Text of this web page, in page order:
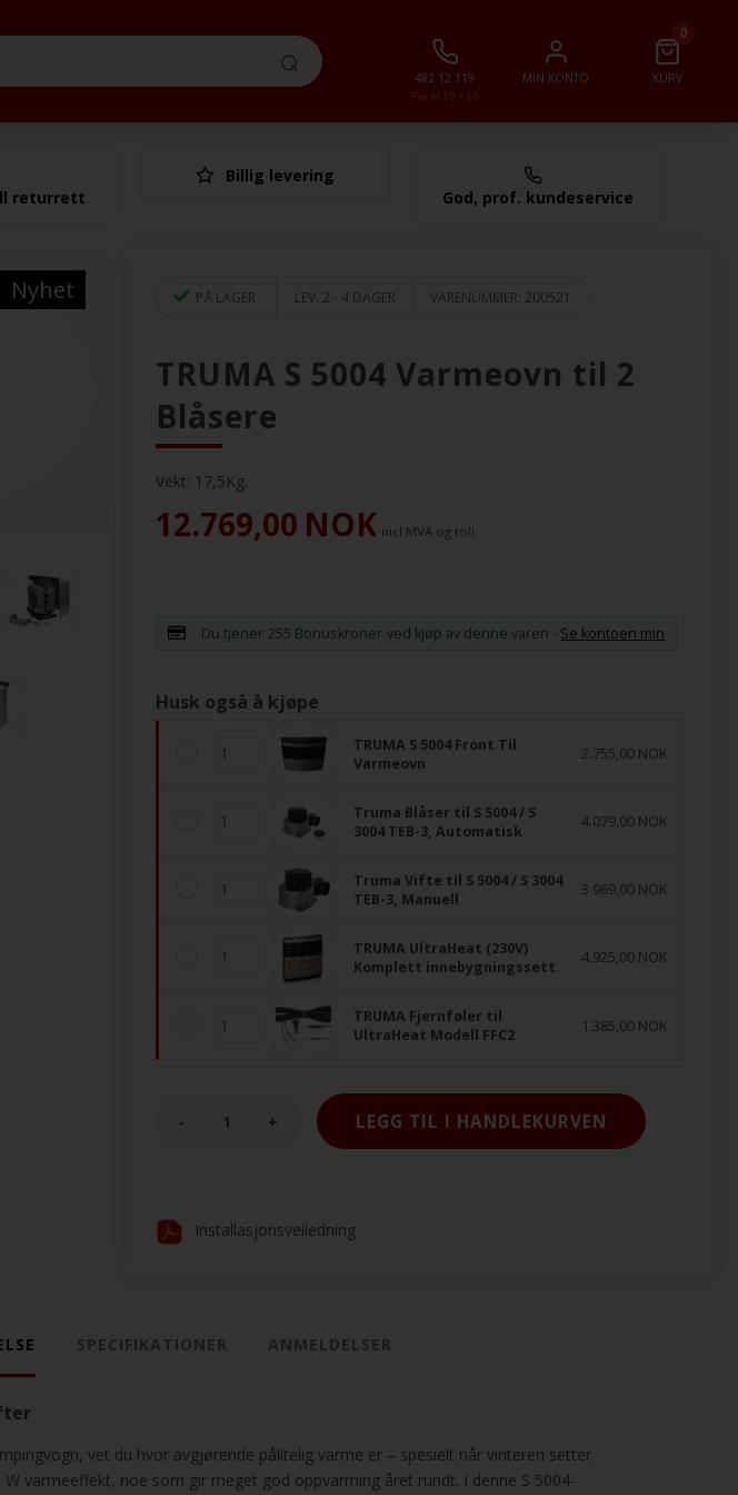
Fra kl 10 - 16
482 12 119 MIN KONTO
0
KURV
I alt
returrett
Billig levering
God, prof. kundeservice
Nyhet PÅ LAGER LEV. 2 - 4 DAGER VARENUMMER: 200521
TRUMA S 5004 Varmeovn til 2
Blåsere
Vekt: 17,5Kg.
12.769,00 NOK incl MVA og toll
Du tjener 255 Bonuskroner ved kjøp av denne varen - Se kontoen min
Husk også å kjøpe
TRUMA S 5004 Front Til
Varmeovn
2.755,00 NOK
Truma Blåser til S 5004 / S
3004 TEB-3, Automatisk
4.079,00 NOK
Truma Vifte til S 5004 / S 3004
TEB-3, Manuell
3.969,00 NOK
TRUMA UltraHeat (230V)
Komplett innebygningssett.
4.925,00 NOK
TRUMA Fjernføler til
UltraHeat Modell FFC2
1.385,00 NOK
- +
Installasjonsveiledning
SPECIFIKATIONER ANMELDELSER
vet du hvor avgjørende pålitelig varme er – spesielt når vinteren setter
W varmeeffekt, noe som gir meget god oppvarming året rundt. I denne S 5004-